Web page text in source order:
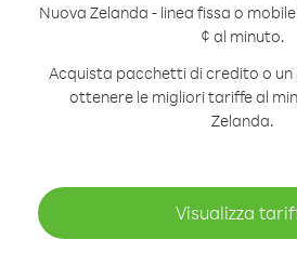
Nuova Zelanda - linea fissa o
¢ al minuto.
Acquista pacchetti di credito o
ottenere le migliori tariffe al
Zelanda.
Visualizza